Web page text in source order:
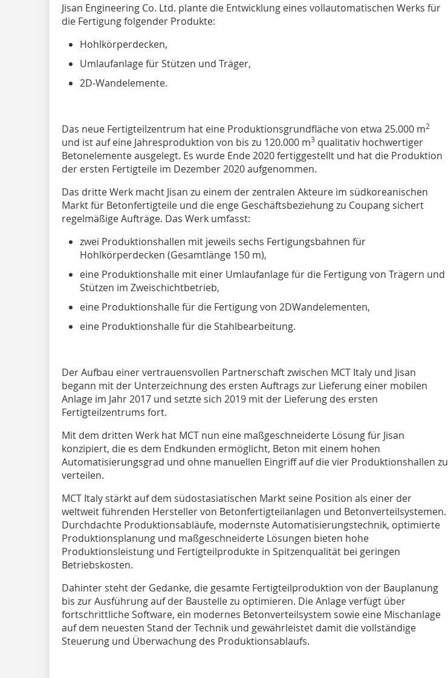
Jisan Engineering Co. Ltd. plante die Entwicklung eines vollautomatischen Werks für
die Fertigung folgender Produkte:
Hohlkörperdecken,
Umlaufanlage für Stützen und Träger,
2D-Wandelemente.
Das neue Fertigteilzentrum hat eine Produktionsgrundfläche von etwa 25.000 m2
und ist auf eine Jahresproduktion von bis zu 120.000 m3 qualitativ hochwertiger
Betonelemente ausgelegt. Es wurde Ende 2020 fertiggestellt und hat die Produktion
der ersten Fertigteile im Dezember 2020 aufgenommen.
Das dritte Werk macht Jisan zu einem der zentralen Akteure im südkoreanischen
Markt für Betonfertigteile und die enge Geschäftsbeziehung zu Coupang sichert
regelmäßige Aufträge. Das Werk umfasst:
zwei Produktionshallen mit jeweils sechs Fertigungsbahnen für
Hohlkörperdecken (Gesamtlänge 150 m),
eine Produktionshalle mit einer Umlaufanlage für die Fertigung von Trägern und
Stützen im Zweischichtbetrieb,
eine Produktionshalle für die Fertigung von 2DWandelementen,
eine Produktionshalle für die Stahlbearbeitung.
Der Aufbau einer vertrauensvollen Partnerschaft zwischen MCT Italy und Jisan
begann mit der Unterzeichnung des ersten Auftrags zur Lieferung einer mobilen
Anlage im Jahr 2017 und setzte sich 2019 mit der Lieferung des ersten
Fertigteilzentrums fort.
Mit dem dritten Werk hat MCT nun eine maßgeschneiderte Lösung für Jisan
konzipiert, die es dem Endkunden ermöglicht, Beton mit einem hohen
Automatisierungsgrad und ohne manuellen Eingriff auf die vier Produktionshallen zu
verteilen.
MCT Italy stärkt auf dem südostasiatischen Markt seine Position als einer der
weltweit führenden Hersteller von Betonfertigteilanlagen und Betonverteilsystemen.
Durchdachte Produktionsabläufe, modernste Automatisierungstechnik, optimierte
Produktionsplanung und maßgeschneiderte Lösungen bieten hohe
Produktionsleistung und Fertigteilprodukte in Spitzenqualität bei geringen
Betriebskosten.
Dahinter steht der Gedanke, die gesamte Fertigteilproduktion von der Bauplanung
bis zur Ausführung auf der Baustelle zu optimieren. Die Anlage verfügt über
fortschrittliche Software, ein modernes Betonverteilsystem sowie eine Mischanlage
auf dem neuesten Stand der Technik und gewährleistet damit die vollständige
Steuerung und Überwachung des Produktionsablaufs.